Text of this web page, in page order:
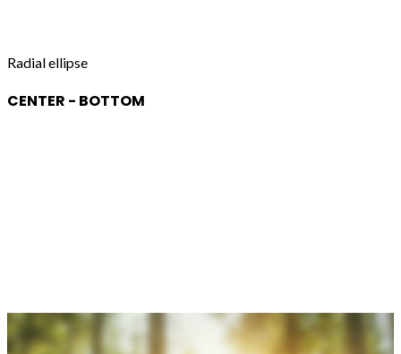
Radial ellipse
CENTER - BOTTOM